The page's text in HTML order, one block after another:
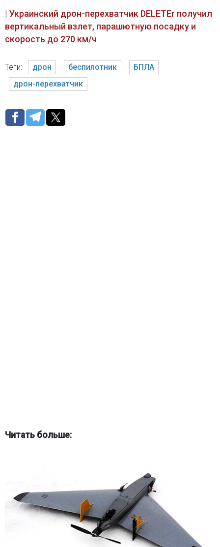
| Украинский дрон-перехватчик DELETEr получил
вертикальный взлет, парашютную посадку и
скорость до 270 км/ч
Теги: дрон беспилотник
БПЛА
дрон-перехватчик
Читать больше: